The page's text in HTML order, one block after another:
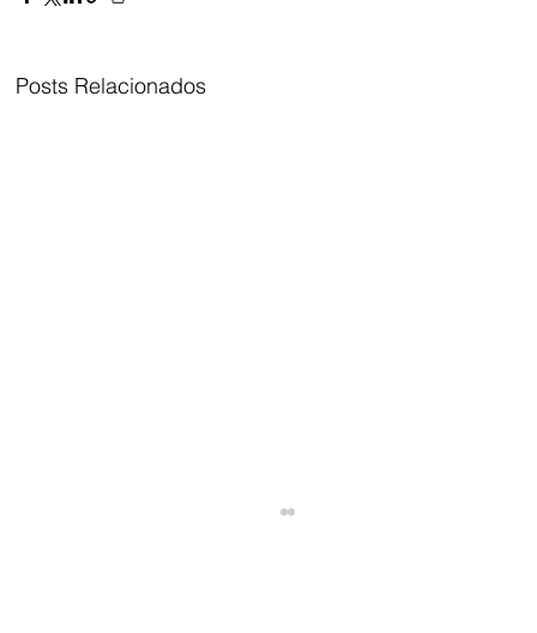
Posts Relacionados